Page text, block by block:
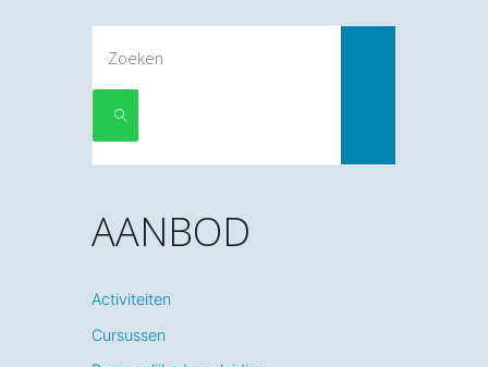
ZOEKEN
AANBOD
Activiteiten
Cursussen